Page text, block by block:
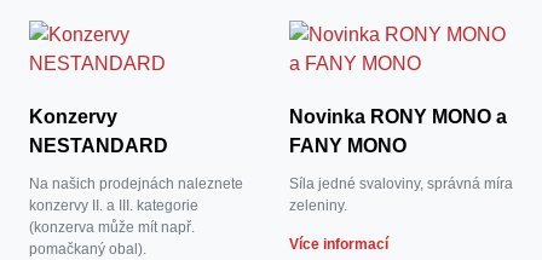
Konzervy
NESTANDARD
Na našich prodejnách naleznete
konzervy II. a III. kategorie
(konzerva může mít např.
pomačkaný obal).
Novinka RONY MONO a
FANY MONO
Síla jedné svaloviny, správná míra
zeleniny.
Více informací